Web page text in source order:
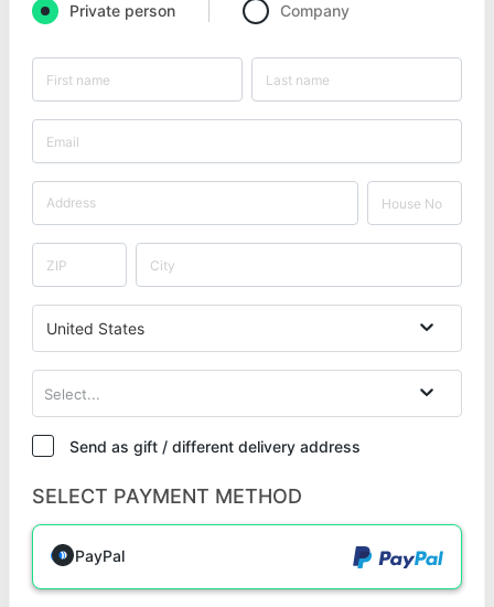
Private person Company
United States
Select...
Send as gift / different delivery address
SELECT PAYMENT METHOD
PayPal